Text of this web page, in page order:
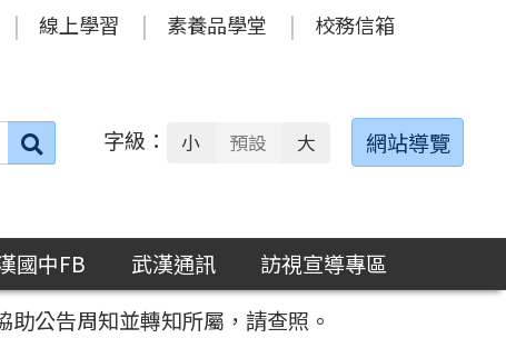
線上學習 素養品學堂 校務信箱
搜
字級： 小 預設 大 網站導覽
國中FB 武漢通訊
訪視宣導專區
公告周知並轉知所屬，請查照。